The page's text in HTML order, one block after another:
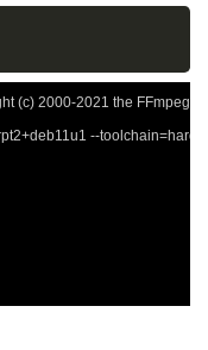
(c) 2000-2021 the FFmpeg
--